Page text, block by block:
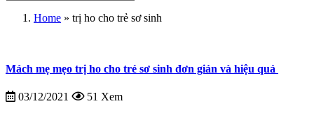
Home » trị ho cho trẻ sơ sinh
Mách mẹ mẹo trị ho cho trẻ sơ sinh đơn giản và hiệu quả
03/12/2021 51 Xem